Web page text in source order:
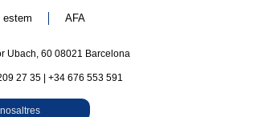
estem AFA
Ubach, 60 08021 Barcelona
27 35 | +34 676 553 591